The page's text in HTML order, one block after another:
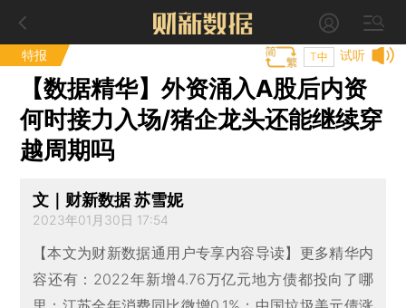
特报 试听
T中
【数据精华】外资涌入A股后内资
何时接力入场/猪企龙头还能继续穿
越周期吗
文｜财新数据 苏雪妮
2023年01月30日 17:54
【本文为财新数据通用户专享内容导读】更多精华内
容还有：2022年新增4.76万亿元地方债都投向了哪